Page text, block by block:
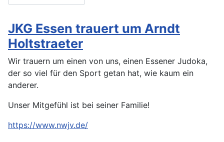
JKG Essen trauert um Arndt
Holtstraeter
Wir trauern um einen von uns, einen Essener Judoka,
der so viel für den Sport getan hat, wie kaum ein
anderer.
Unser Mitgefühl ist bei seiner Familie!
https://www.nwjv.de/